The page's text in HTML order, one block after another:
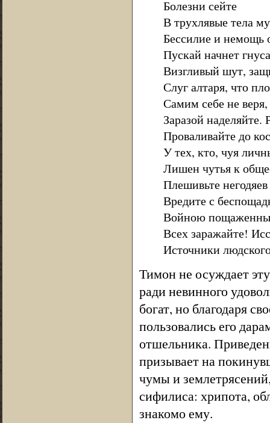
Болезни сейте
В трухлявые тела
Бессилие и немощь
Пускай начнет
Визгливый шут,
Слуг алтаря, что
Самим себе не
Заразой наделяйте.
Проваливайте до
У тех, кто, чуя
Лишен чутья к
Плешивьте
Вредите с
Войною
Всех заражайте!
Источники
Тимон не осуждает
ради невинного
богат, но благодаря
пользовались его
отшельника.
призывает на
чумы и
сифилиса: хрипота,
знакомо ему.